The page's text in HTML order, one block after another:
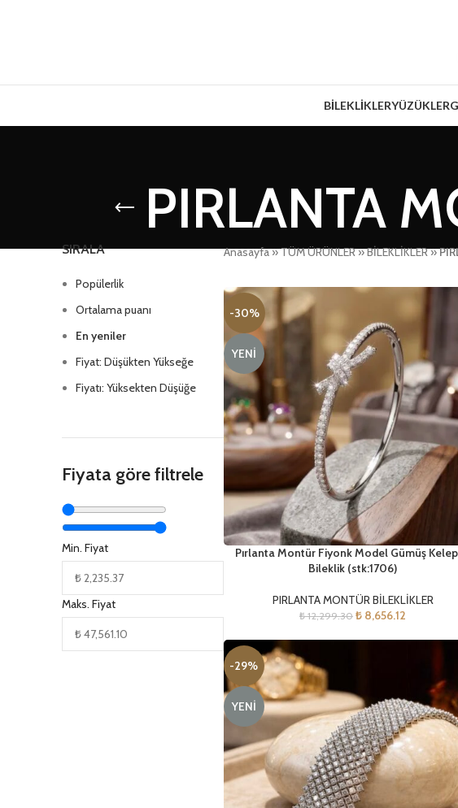
BİLEKLİKLERYÜZÜKLER
PIRLANTA
SIRALA
Popülerlik
Ortalama puanı
En yeniler
Fiyat: Düşükten Yükseğe
Fiyatı: Yüksekten Düşüğe
Fiyata göre filtrele
Min. Fiyat
Maks. Fiyat
Anasayfa»TÜM ÜRÜNLER»BİLEKLİKLER»
-30%
YENI
Pırlanta Montür Fiyonk Model Gümüş
Bileklik (stk:1706)
PIRLANTA MONTÜR BİLEKLİKLER
₺12,299.30 ₺ 8,656.12
-29%
YENI